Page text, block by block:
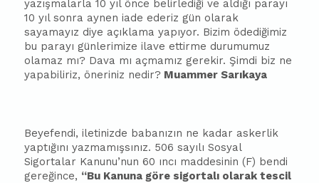
yazışmalarla 10 yıl önce belirlediği ve aldığı parayı
10 yıl sonra aynen iade ederiz gün olarak
sayamayız diye açıklama yapıyor. Bizim ödediğimiz
bu parayı günlerimize ilave ettirme durumumuz
olamaz mı? Dava mı açmamız gerekir. Şimdi biz ne
yapabiliriz, öneriniz nedir? Muammer Sarıkaya
Beyefendi, iletinizde babanızın ne kadar askerlik
yaptığını yazmamışsınız. 506 sayılı Sosyal
Sigortalar Kanunu’nun 60 ıncı maddesinin (F) bendi
gereğince, “Bu Kanuna göre sigortalı olarak tescil